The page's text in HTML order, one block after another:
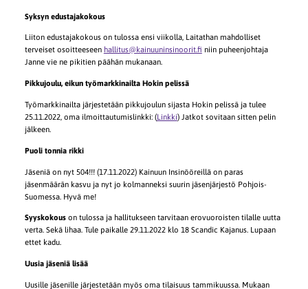
Syksyn edustajakokous
Liiton edustajakokous on tulossa ensi viikolla, Laitathan mahdolliset
terveiset osoitteeseen hallitus@kainuuninsinoorit.fi niin puheenjohtaja
Janne vie ne pikitien päähän mukanaan.
Pikkujoulu, eikun työmarkkinailta Hokin pelissä
Työmarkkinailta järjestetään pikkujoulun sijasta Hokin pelissä ja tulee
25.11.2022, oma ilmoittautumislinkki: (Linkki) Jatkot sovitaan sitten pelin
jälkeen.
Puoli tonnia rikki
Jäseniä on nyt 504!!! (17.11.2022) Kainuun Insinööreillä on paras
jäsenmäärän kasvu ja nyt jo kolmanneksi suurin jäsenjärjestö Pohjois-
Suomessa. Hyvä me!
Syyskokous on tulossa ja hallitukseen tarvitaan erovuoroisten tilalle uutta
verta. Sekä lihaa. Tule paikalle 29.11.2022 klo 18 Scandic Kajanus. Lupaan
ettet kadu.
Uusia jäseniä lisää
Uusille jäsenille järjestetään myös oma tilaisuus tammikuussa. Mukaan